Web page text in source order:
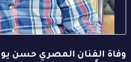
وفاة الفنان المصري حسن